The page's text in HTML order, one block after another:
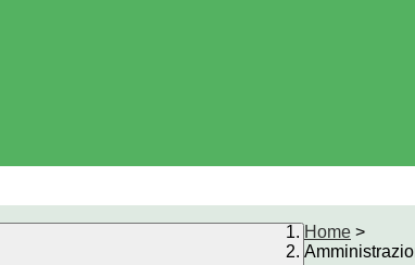
Home >